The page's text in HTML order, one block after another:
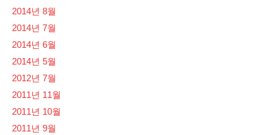
2014년 8월
2014년 7월
2014년 6월
2014년 5월
2012년 7월
2011년 11월
2011년 10월
2011년 9월